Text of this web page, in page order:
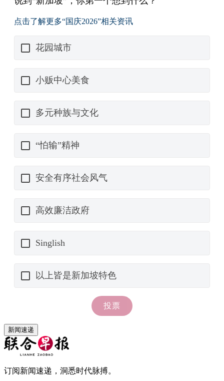
新闻速递
订阅新闻速递，洞悉时代脉搏。